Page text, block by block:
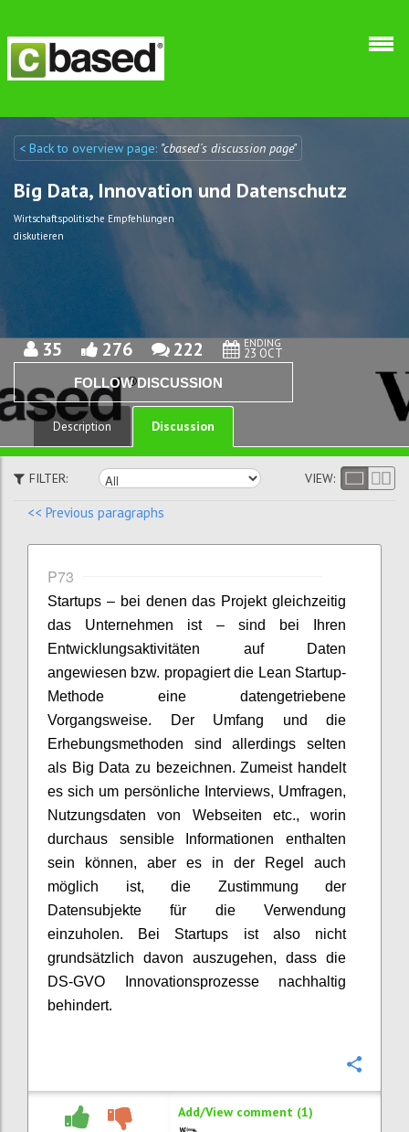
Discuto
Discuto
< Back to overview page: "cbased´s discussion page"
Big Data, Innovation und Datenschutz
Wirtschaftspolitische Empfehlungen
diskutieren
35 276 222 ENDING
23 OCT
FOLLOW DISCUSSION
Description Discussion
FILTER: VIEW:
<< Previous paragraphs
P73
Startups – bei denen das Projekt gleichzeitig
das Unternehmen ist – sind bei Ihren
Entwicklungsaktivitäten auf Daten
angewiesen bzw. propagiert die Lean Startup-
Methode eine datengetriebene
Vorgangsweise. Der Umfang und die
Erhebungsmethoden sind allerdings selten
als Big Data zu bezeichnen. Zumeist handelt
es sich um persönliche Interviews, Umfragen,
Nutzungsdaten von Webseiten etc., worin
durchaus sensible Informationen enthalten
sein können, aber es in der Regel auch
möglich ist, die Zustimmung der
Datensubjekte für die Verwendung
einzuholen. Bei Startups ist also nicht
grundsätzlich davon auszugehen, dass die
DS-GVO Innovationsprozesse nachhaltig
behindert.
Add/View comment (1)